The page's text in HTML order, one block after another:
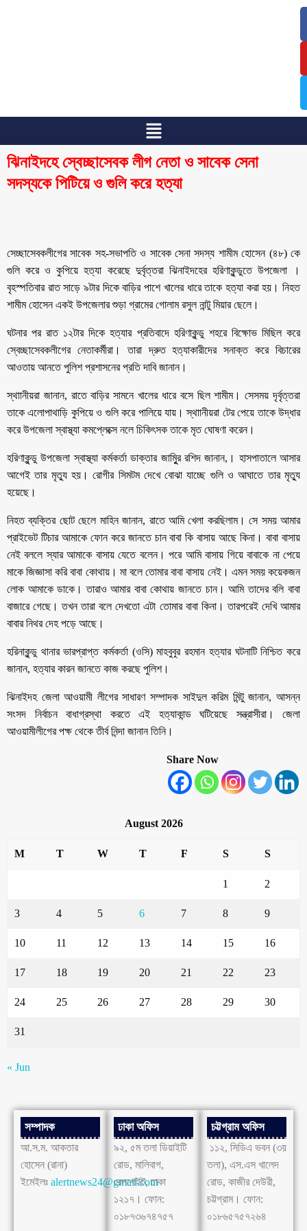
ঝিনাইদহে স্বেচ্ছাসেবক লীগ নেতা ও সাবেক সেনা
সদস্যকে পিটিয়ে ও গুলি করে হত্যা
সেচ্ছাসেবকলীগের সাবেক সহ-সভাপতি ও সাবেক সেনা সদস্য শামীম হোসেন (৪৮) কে
গুলি করে ও কুপিয়ে হত্যা করেছে দুর্বৃত্তরা ঝিনাইদহের হরিণাকুন্ডুতে উপজেলা ।
বৃহস্পতিবার রাত সাড়ে ৯টার দিকে বাড়ির পাশে খালের ধারে তাকে হত্যা করা হয়। নিহত
শামীম হোসেন একই উপজেলার শুড়া গ্রামের গোলাম রসুল নান্টু মিয়ার ছেলে।
ঘটনার পর রাত ১২টার দিকে হত্যার প্রতিবাদে হরিণাকুন্ডু শহরে বিক্ষোভ মিছিল করে
স্বেচ্ছাসেবকলীগের নেতাকর্মীরা। তারা দ্রুত হত্যাকারীদের সনাক্ত করে বিচারের
আওতায় আনতে পুলিশ প্রশাসনের প্রতি দাবি জানান।
স্থাানীয়রা জানান, রাতে বাড়ির সামনে খালের ধারে বসে ছিল শামীম। সেসময় দৃর্বৃত্তরা
তাকে এলোপাথাড়ি কুপিয়ে ও গুলি করে পালিয়ে যায়। স্থাানীয়রা টের পেয়ে তাকে উদ্ধার
করে উপজেলা স্বাস্থ্যা কমপ্লেক্সে নলে চিকিৎসক তাকে মৃত ঘোষণা করেন।
হরিণাকুন্ডু উপজেলা স্বাস্থ্যা কর্মকর্তা ডাক্তার জামিুুর রশিদ জানান,। হাসপাতালে আসার
আগেই তার মৃত্যু হয়। রোগীর সিমটম দেখে বোঝা যাচ্ছে গুলি ও আঘাতে তার মৃত্যু
হয়েছে।
নিহত ব্যক্তির ছোট ছেলে মাহিন জানান, রাতে আমি খেলা করছিলাম। সে সময় আমার
প্রাইভেট টিচার আমাকে ফোন করে জানতে চান বাবা কি বাসায় আছে কিনা। বাবা বাসায়
নেই বললে স্যার আমাকে বাসায় যেতে বলেন। পরে আমি বাসায় গিয়ে বাবাকে না পেয়ে
মাকে জিজ্ঞাসা করি বাবা কোথায়। মা বলে তোমার বাবা বাসায় নেই। এমন সময় কয়েকজন
লোক আমাকে ডাকে। তারাও আমার বাবা কোথায় জানতে চান। আমি তাদের বলি বাবা
বাজারে গেছে। তখন তারা বলে দেখতো এটা তোমার বাবা কিনা। তারপরেই দেখি আমার
বাবার নিথর দেহ পড়ে আছে।
হরিনাকুন্ডু থানার ভারপ্রাপ্ত কর্মকর্তা (ওসি) মাহবুবুর রহমান হত্যার ঘটনাটি নিশ্চিত করে
জানান, হত্যার কারন জানতে কাজ করছে পুলিশ।
ঝিনাইদহ জেলা আওয়ামী লীগের সাধারণ সম্পাদক সাইদুল করিম মিন্টু জানান, আসন্ন
সংসদ নির্বাচন বাধাগ্রস্থা করতে এই হত্যাকান্ড ঘটিয়েছে সন্ত্রাসীরা। জেলা
আওয়ামীলীগের পক্ষ থেকে তীর্ব নিন্দা জানান তিনি।
Share Now
August 2026
M T W T F S S
1 2
3 4 5 6 7 8 9
10 11 12 13 14 15 16
17 18 19 20 21 22 23
24 25 26 27 28 29 30
31
« Jun
সম্পাদক
আ.স.ম. আকতার
হোসেন (রানা)
ইমেইলঃ alertnews24@gmail.com
ঢাকা অফিস
৯২, ৫ম তলা ডিয়াইটি
রোড, মালিবাগ,
রেলগেইট, ঢাকা
১২১৭। ফোন:
০১৮৭৩৬৭৪৭৫৭
চট্টগ্রাম অফিস
১১২, সিডিএ ভবন (৩য়
তলা), এস.এস খালেদ
রোড, কাজীর দেউরী,
চট্টগ্রাম। ফোন:
০১৮৬৫৭৫৭২৬৪